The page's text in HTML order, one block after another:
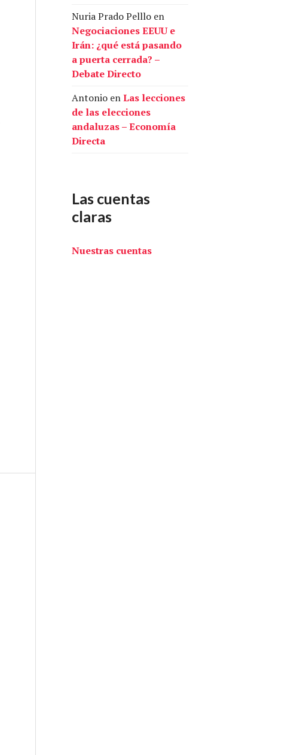
Nuria Prado Pelllo en
Negociaciones EEUU e
Irán: ¿qué está pasando
a puerta cerrada? –
Debate Directo
Antonio enLas lecciones
de las elecciones
andaluzas – Economía
Directa
Las cuentas
claras
Nuestras cuentas